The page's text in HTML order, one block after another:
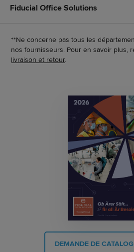
Fiducial Office Solutions
**Ne concerne pas tous les
nos fournisseurs. Pour en savoir plus,
livraison et retour.
DEMANDE DE